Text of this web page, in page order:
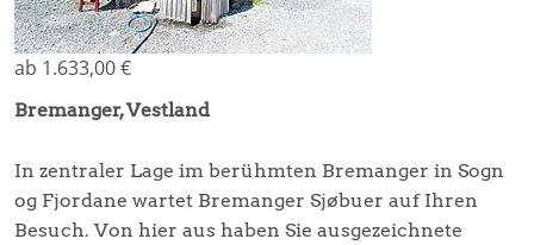
ab 1.633,00 €
Bremanger, Vestland
In zentraler Lage im berühmten Bremanger in Sogn
og Fjordane wartet Bremanger Sjøbuer auf Ihren
Besuch. Von hier aus haben Sie ausgezeichnete